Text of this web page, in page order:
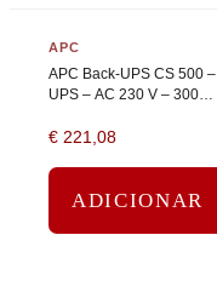
APC
APC Back-UPS CS 500 –
UPS – AC 230 V – 300
USB – conectores de
€ 221,08
ADICIONAR